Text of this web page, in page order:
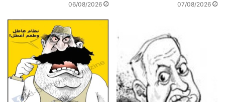
07/08/2026
06/08/2026